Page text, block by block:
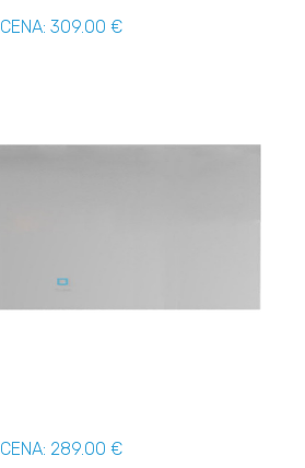
CENA: 309.00 €
CENA: 289.00 €